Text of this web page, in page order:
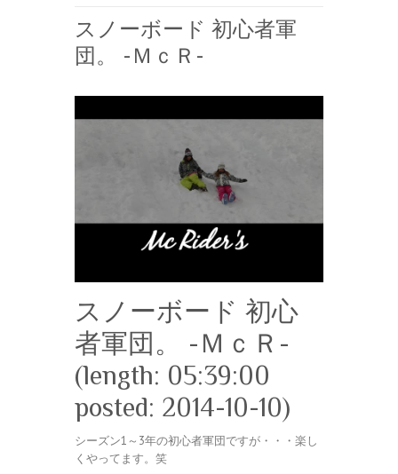
スノーボード 初心者軍
団。 -ＭｃＲ-
スノーボード 初心
者軍団。 -ＭｃＲ-
(length: 05:39:00
posted: 2014-10-10)
シーズン1～3年の初心者軍団ですが・・・楽し
くやってます。笑